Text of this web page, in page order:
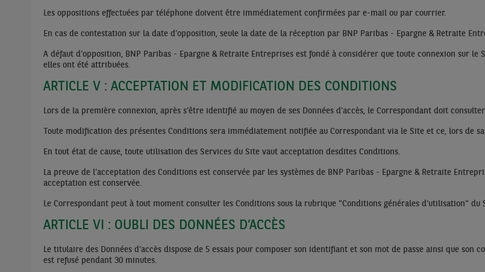
Les oppositions effectuées par téléphone doivent être immédiatement confirmées par e-mail ou par courrier.
En cas de contestation sur la date d’opposition, seule la date de la réception par BNP Paribas - Epargne & Retraite
A défaut d’opposition, BNP Paribas - Epargne & Retraite Entreprises est fondé à considérer que toute connexion sur le
elles ont été attribuées.
ARTICLE V : ACCEPTATION ET MODIFICATION DES CONDITIONS
Lors de la première connexion, après s’être identifié au moyen de ses Données d’accès, le Correspondant doit
Toute modification des présentes Conditions sera immédiatement notifiée au Correspondant via le Site et ce, lors de
En tout état de cause, toute utilisation des Services du Site vaut acceptation desdites Conditions.
La preuve de l’acceptation des Conditions est conservée par les systèmes de BNP Paribas - Epargne & Retraite
acceptation est conservée.
Le Correspondant peut à tout moment consulter les Conditions sous la rubrique "Conditions générales d’utilisation" du
ARTICLE VI : OUBLI DES DONNÉES D’ACCÈS
Le titulaire des Données d’accès dispose de 5 essais pour composer son identifiant et son mot de passe ainsi que son
est refusé pendant 30 minutes.